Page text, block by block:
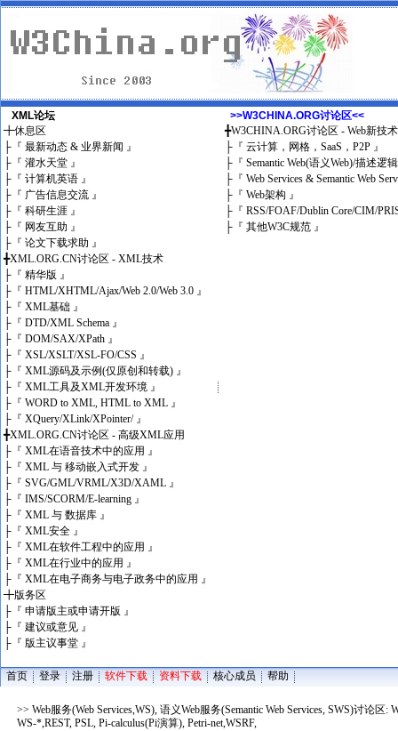
XML论坛
╋休息区
├ 『 最新动态 & 业界新闻 』
├ 『 灌水天堂 』
├ 『 计算机英语 』
├ 『 广告信息交流 』
├ 『 科研生涯 』
├ 『 网友互助 』
├ 『 论文下载求助 』
╋XML.ORG.CN讨论区 - XML技术
├ 『 精华版 』
├ 『 HTML/XHTML/Ajax/Web 2.0/Web 3.0 』
├ 『 XML基础 』
├ 『 DTD/XML Schema 』
├ 『 DOM/SAX/XPath 』
├ 『 XSL/XSLT/XSL-FO/CSS 』
├ 『 XML源码及示例(仅原创和转载) 』
├ 『 XML工具及XML开发环境 』
├ 『 WORD to XML, HTML to XML 』
├ 『 XQuery/XLink/XPointer/ 』
╋XML.ORG.CN讨论区 - 高级XML应用
├ 『 XML在语音技术中的应用 』
├ 『 XML 与 移动嵌入式开发 』
├ 『 SVG/GML/VRML/X3D/XAML 』
├ 『 IMS/SCORM/E-learning 』
├ 『 XML 与 数据库 』
├ 『 XML安全 』
├ 『 XML在软件工程中的应用 』
├ 『 XML在行业中的应用 』
├ 『 XML在电子商务与电子政务中的应用 』
╋版务区
├ 『 申请版主或申请开版 』
├ 『 建议或意见 』
├ 『 版主议事堂 』
>>W3CHINA.ORG讨论区<<
╋W3CHINA.ORG讨论区 - Web新技
├ 『 云计算，网格，SaaS，P2P 』
├ 『 Semantic Web(语义Web)/描述逻
├ 『 Web Services & Semantic Web
├ 『 Web架构 』
├ 『 RSS/FOAF/Dublin Core/CIM/
├ 『 其他W3C规范 』
首页 登录 注册 软件下载 资料下载 核心成员 帮助
>> Web服务(Web Services,WS), 语义Web服务(Semantic Web Services, SWS)讨论
WS-*,REST, PSL, Pi-calculus(Pi演算), Petri-net,WSRF,